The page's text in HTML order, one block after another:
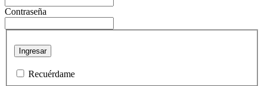
Contraseña
Ingresar
Recuérdame